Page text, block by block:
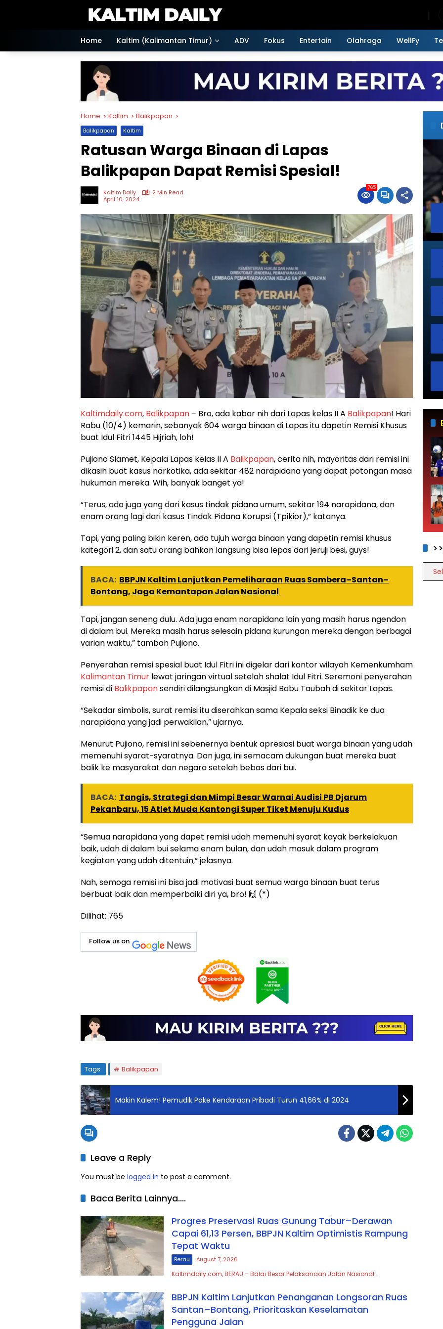
Home Kaltim (Kalimantan Timur) ADV Fokus Entertain Olahraga WellFy
Home Kaltim Balikpapan
Balikpapan Kaltim
Ratusan Warga Binaan di Lapas
Balikpapan Dapat Remisi Spesial!
Kaltim Daily
2 Min Read
April 10, 2024
765
Kaltimdaily.com, Balikpapan – Bro, ada kabar nih dari Lapas kelas II A Balikpapan! Hari
Rabu (10/4) kemarin, sebanyak 604 warga binaan di Lapas itu dapetin Remisi Khusus
buat Idul Fitri 1445 Hijriah, loh!
Pujiono Slamet, Kepala Lapas kelas II A Balikpapan, cerita nih, mayoritas dari remisi ini
dikasih buat kasus narkotika, ada sekitar 482 narapidana yang dapat potongan masa
hukuman mereka. Wih, banyak banget ya!
“Terus, ada juga yang dari kasus tindak pidana umum, sekitar 194 narapidana, dan
enam orang lagi dari kasus Tindak Pidana Korupsi (Tpikior),” katanya.
Tapi, yang paling bikin keren, ada tujuh warga binaan yang dapetin remisi khusus
kategori 2, dan satu orang bahkan langsung bisa lepas dari jeruji besi, guys!
BACA: BBPJN Kaltim Lanjutkan Pemeliharaan Ruas Sambera–Santan–
Bontang, Jaga Kemantapan Jalan Nasional
Tapi, jangan seneng dulu. Ada juga enam narapidana lain yang masih harus ngendon
di dalam bui. Mereka masih harus selesain pidana kurungan mereka dengan berbagai
varian waktu,” tambah Pujiono.
Penyerahan remisi spesial buat Idul Fitri ini digelar dari kantor wilayah Kemenkumham
Kalimantan Timur lewat jaringan virtual setelah shalat Idul Fitri. Seremoni penyerahan
remisi di Balikpapansendiri dilangsungkan di Masjid Babu Taubah di sekitar Lapas.
“Sekadar simbolis, surat remisi itu diserahkan sama Kepala seksi Binadik ke dua
narapidana yang jadi perwakilan,” ujarnya.
Menurut Pujiono, remisi ini sebenernya bentuk apresiasi buat warga binaan yang udah
memenuhi syarat-syaratnya. Dan juga, ini semacam dukungan buat mereka buat
balik ke masyarakat dan negara setelah bebas dari bui.
BACA: Tangis, Strategi dan Mimpi Besar Warnai Audisi PB Djarum
Pekanbaru, 15 Atlet Muda Kantongi Super Tiket Menuju Kudus
“Semua narapidana yang dapet remisi udah memenuhi syarat kayak berkelakuan
baik, udah di dalam bui selama enam bulan, dan udah masuk dalam program
kegiatan yang udah ditentuin,” jelasnya.
Nah, semoga remisi ini bisa jadi motivasi buat semua warga binaan buat terus
berbuat baik dan memperbaiki diri ya, bro! 🙌 (*)
Dilihat: 765
Follow us on
Tags: Balikpapan
Makin Kalem! Pemudik Pake Kendaraan Pribadi Turun 41,66% di 2024
Leave a Reply
You must be logged in to post a comment.
Baca Berita Lainnya....
Progres Preservasi Ruas Gunung Tabur–Derawan
Capai 61,13 Persen, BBPJN Kaltim Optimistis Rampung
Tepat Waktu
Berau August 7, 2026
Kaltimdaily.com, BERAU – Balai Besar Pelaksanaan Jalan Nasional…
BBPJN Kaltim Lanjutkan Penanganan Longsoran Ruas
Santan–Bontang, Prioritaskan Keselamatan
Pengguna Jalan
>>>>